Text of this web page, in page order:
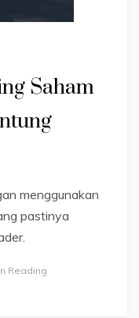
Saham
menggunakan
pastinya
Reading